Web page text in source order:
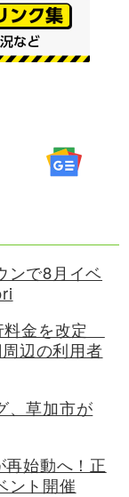
ンで8月イベ
料金を改定
辺の利用者
、草加市が
始動へ！正
ント開催